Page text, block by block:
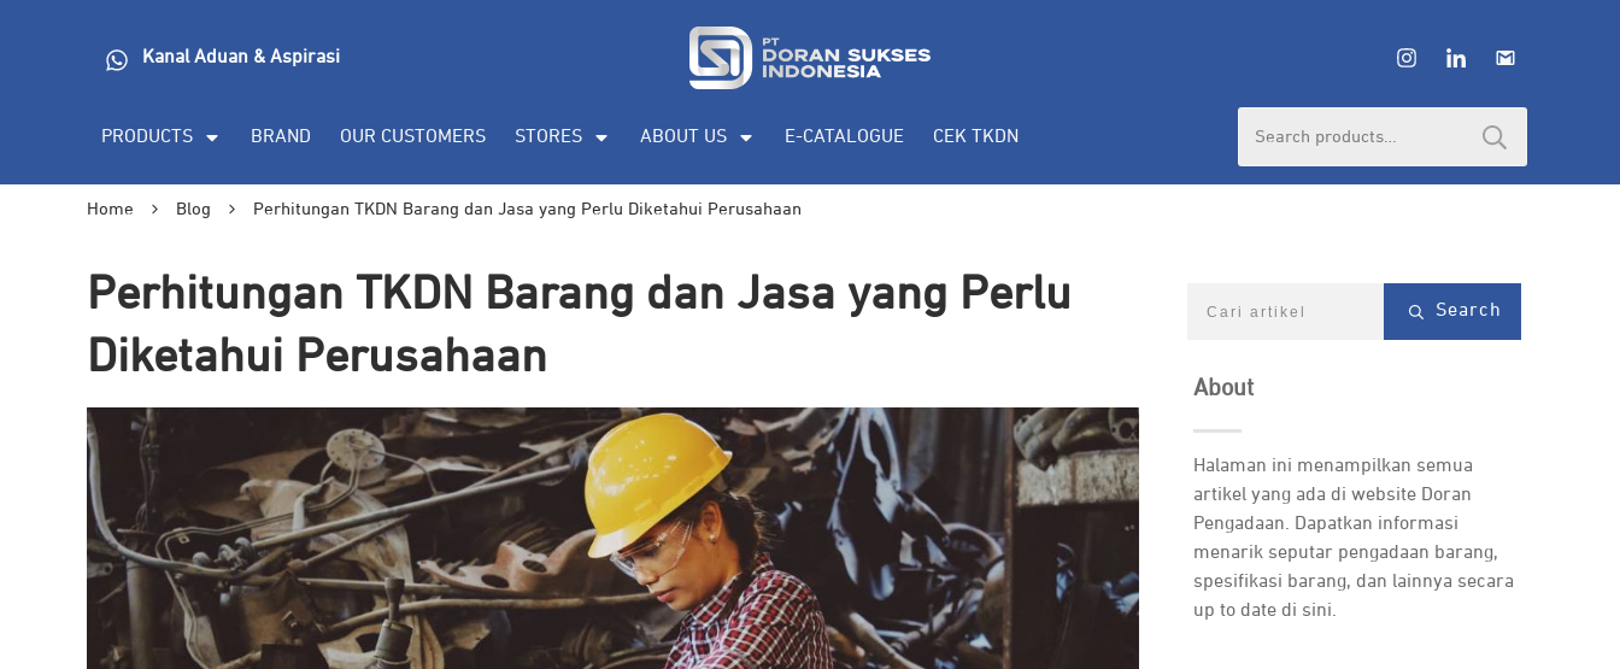
Kanal Aduan & Aspirasi
PRODUCTS BRAND OUR CUSTOMERS STORES ABOUT US E-CATALOGUE CEK TKDN
Home Blog Perhitungan TKDN Barang dan Jasa yang Perlu Diketahui Perusahaan
Perhitungan TKDN Barang dan Jasa yang Perlu
Diketahui Perusahaan
Search
About
Halaman ini menampilkan semua
artikel yang ada di website Doran
Pengadaan. Dapatkan informasi
menarik seputar pengadaan barang,
spesifikasi barang, dan lainnya secara
up to date di sini.